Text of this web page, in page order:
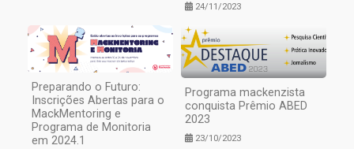
24/11/2023
Preparando o Futuro:
Inscrições Abertas para o
MackMentoring e
Programa de Monitoria
em 2024.1
Programa mackenzista
conquista Prêmio ABED
2023
23/10/2023